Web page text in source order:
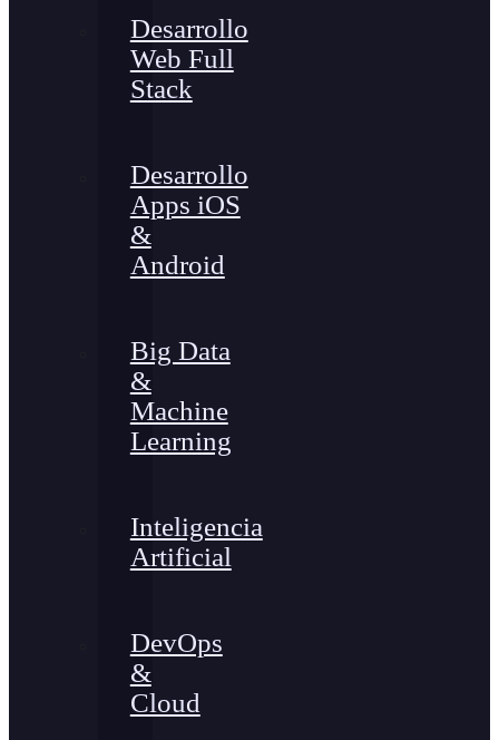
Desarrollo
Web Full
Stack
Desarrollo
Apps iOS
&
Android
Big Data
&
Machine
Learning
Inteligencia
Artificial
DevOps
&
Cloud